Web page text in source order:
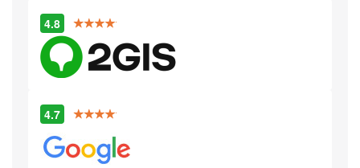
4.8
4.7